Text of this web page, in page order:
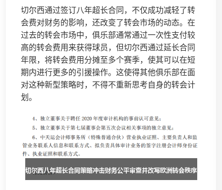
切尔西通过签订八年超长合同，不仅成功减轻了转
会费对财务的影响，还改变了转会市场的动态。在
过去的转会市场中，俱乐部通常通过一次性支付较
高的转会费用来获得球员，但切尔西通过延长合同
年限，将转会费用分摊至多个赛季，使其可以在短
期内进行更多的引援操作。这使得其他俱乐部在面
对这种新型策略时，不得不重新思考自身的转会计
划。